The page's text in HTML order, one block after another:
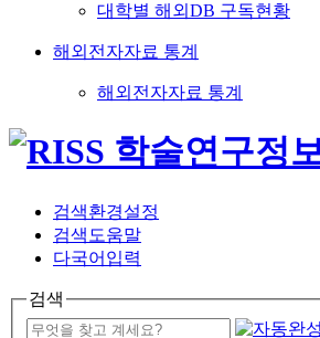
대학별 해외DB 구독현황
해외전자자료 통계
해외전자자료 통계
검색환경설정
검색도움말
다국어입력
검색